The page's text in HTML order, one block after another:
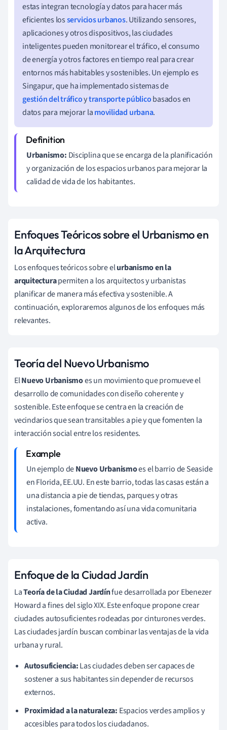
estas integran tecnología y datos para hacer más
eficientes losservicios urbanos. Utilizando sensores,
aplicaciones y otros dispositivos, las ciudades
inteligentes pueden monitorear el tráfico, el consumo
de energía y otros factores en tiempo real para crear
entornos más habitables y sostenibles. Un ejemplo es
Singapur, que ha implementado sistemas de
gestión del tráficoytransporte públicobasados en
datos para mejorar lamovilidad urbana.
Urbanismo: Disciplina que se encarga de la planificación
y organización de los espacios urbanos para mejorar la
calidad de vida de los habitantes.
Enfoques Teóricos sobre el Urbanismo en
la Arquitectura
Los enfoques teóricos sobre elurbanismo en la
arquitecturapermiten a los arquitectos y urbanistas
planificar de manera más efectiva y sostenible. A
continuación, exploraremos algunos de los enfoques más
relevantes.
Teoría del Nuevo Urbanismo
ElNuevo Urbanismoes un movimiento que promueve el
desarrollo de comunidades con diseño coherente y
sostenible. Este enfoque se centra en la creación de
vecindarios que sean transitables a pie y que fomenten la
interacción social entre los residentes.
Un ejemplo deNuevo Urbanismoes el barrio de Seaside
en Florida, EE.UU. En este barrio, todas las casas están a
una distancia a pie de tiendas, parques y otras
instalaciones, fomentando así una vida comunitaria
activa.
Enfoque de la Ciudad Jardín
LaTeoría de la Ciudad Jardínfue desarrollada por Ebenezer
Howard a fines del siglo XIX. Este enfoque propone crear
ciudades autosuficientes rodeadas por cinturones verdes.
Las ciudades jardín buscan combinar las ventajas de la vida
urbana y rural.
Autosuficiencia:Las ciudades deben ser capaces de
sostener a sus habitantes sin depender de recursos
externos.
Proximidad a la naturaleza: Espacios verdes amplios y
accesibles para todos los ciudadanos.